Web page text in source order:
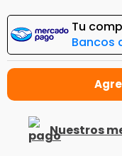
Tu
Bancos
Nuestros